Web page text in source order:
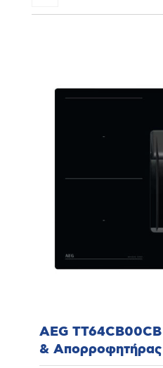
AEG
& Απορροφητήρας